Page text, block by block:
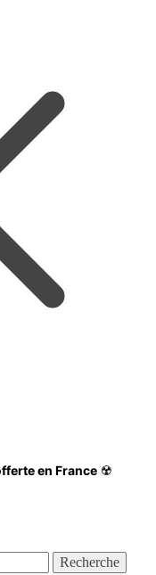
en France ☢️
Recherche
Recherche